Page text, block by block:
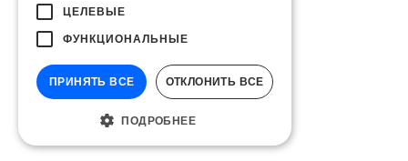
ЦЕЛЕВЫЕ
ФУНКЦИОНАЛЬНЫЕ
ПРИНЯТЬ ВСЕ ОТКЛОНИТЬ ВСЕ
ПОДРОБНЕЕ